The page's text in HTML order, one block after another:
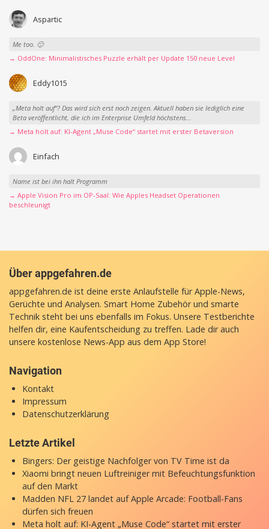
Aspartic
Me too. 🙂
→ OddOne: Minimalistisches Puzzle erhält per Update 150 neue Level
Eddy1015
„Meta holt auf“? Das wird sich erst noch zeigen. Aktuell haben sie lediglich eine
Beta veröffentlicht, die ich im Enterprise Umfeld höchstens...
→ Meta holt auf: KI-Agent „Muse Code“ startet mit erster Betaversion
Einfach
Name ist bei ihn halt Programm
→ Apple Vision Pro im OP-Saal: Wie Apples Headset Operationen
beschleunigt
Über appgefahren.de
appgefahren.de ist deine erste Anlaufstelle für Apple-News,
Gerüchte und Analysen. Smart Home Zubehör und smarte
Technik steht bei uns ebenfalls im Fokus. Unsere Testberichte
helfen dir, eine Kaufentscheidung zu treffen. Lade dir auch
unsere kostenlose News-App aus dem App Store!
Navigation
Kontakt
Impressum
Datenschutzerklärung
Letzte Artikel
Bingers: Der geistige Nachfolger von TV Time ist da
Xiaomi bringt neuen Luftreiniger mit Befeuchtungsfunktion
auf den Markt
Madden NFL 27 landet auf Apple Arcade: Football-Fans
dürfen sich freuen
Meta holt auf: KI-Agent „Muse Code“ startet mit erster